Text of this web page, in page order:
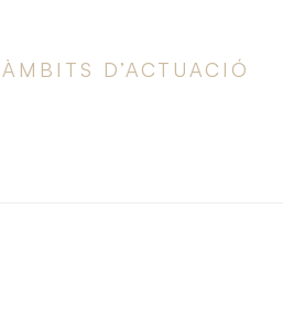
ÀMBITS D’ACTUACIÓ